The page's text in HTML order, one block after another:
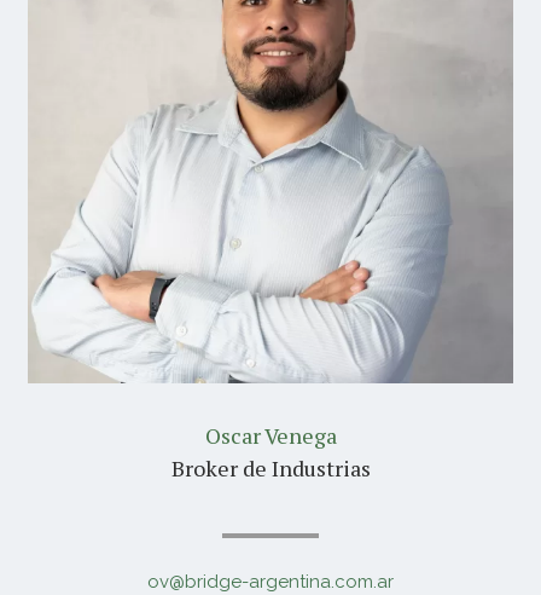
Oscar Venega
Broker de Industrias
ov@bridge-argentina.com.ar